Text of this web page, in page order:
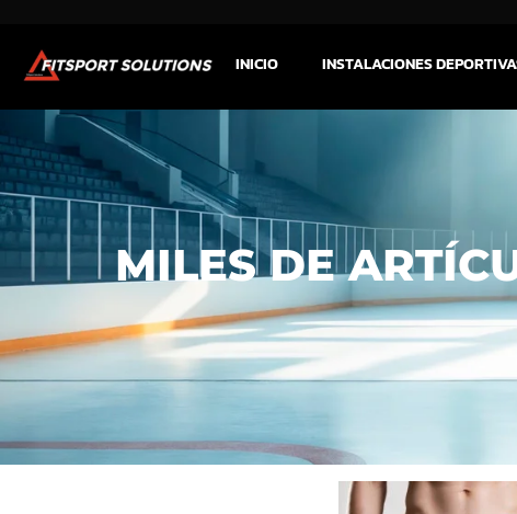
INICIO INSTALACIONES
MILES DE